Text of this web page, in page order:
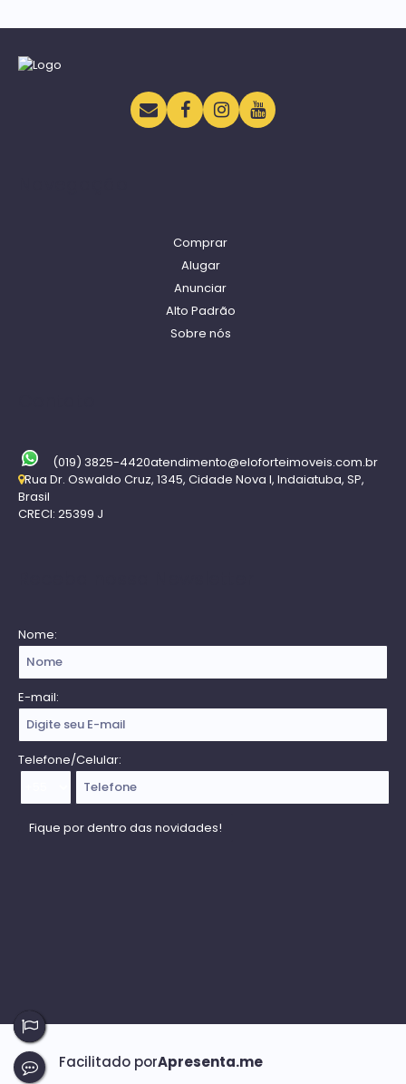
Comprar
Alugar
Anunciar
Alto Padrão
Sobre nós
(019) 3825-4420atendimento@eloforteimoveis.com.br
Rua Dr. Oswaldo Cruz, 1345, Cidade Nova I, Indaiatuba, SP,
Brasil
CRECI: 25399 J
Nome:
E-mail:
Telefone/Celular: